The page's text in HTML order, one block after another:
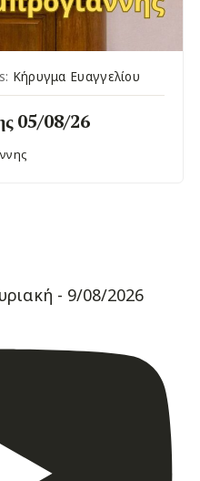
Κήρυγμα Ευαγγελίου
05/08/26
- 9/08/2026